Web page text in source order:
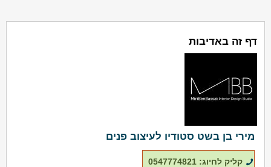
דף זה באדיבות
מירי בן בשט סטודיו לעיצוב פנים
קליק לחיוג: 0547774821